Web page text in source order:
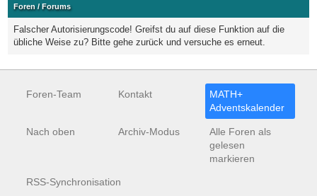
Foren / Forums
Falscher Autorisierungscode! Greifst du auf diese Funktion auf die
übliche Weise zu? Bitte gehe zurück und versuche es erneut.
Foren-Team Kontakt
MATH+
Adventskalender
Nach oben Archiv-Modus
Alle Foren als
gelesen
markieren
RSS-Synchronisation